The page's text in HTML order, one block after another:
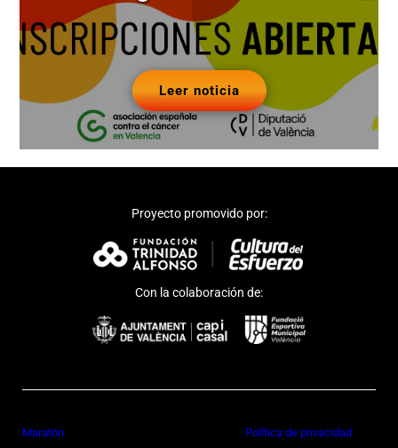
Leer noticia
Proyecto promovido por:
Con la colaboración de:
Maratón Política de privacidad